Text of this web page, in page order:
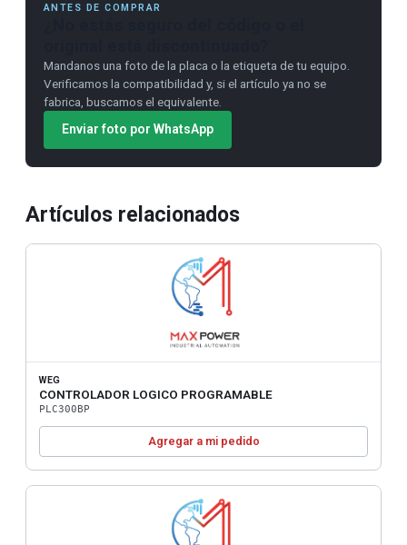
ANTES DE COMPRAR
Mandanos una foto de la placa o la etiqueta de tu equipo.
Verificamos la compatibilidad y, si el artículo ya no se
fabrica, buscamos el equivalente.
Enviar foto por WhatsApp
Artículos relacionados
WEG
CONTROLADOR LOGICO PROGRAMABLE
PLC300BP
Agregar a mi pedido